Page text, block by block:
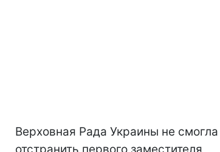
Верховная Рада Украины не смогла